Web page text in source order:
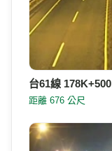
台61線 178K+500
距離 676 公尺